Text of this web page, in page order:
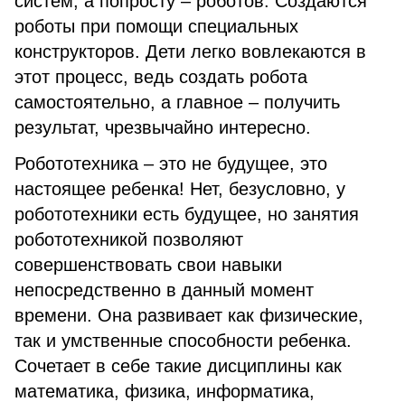
роботы при помощи специальных
конструкторов. Дети легко вовлекаются в
этот процесс, ведь создать робота
самостоятельно, а главное – получить
результат, чрезвычайно интересно.
Робототехника – это не будущее, это
настоящее ребенка! Нет, безусловно, у
робототехники есть будущее, но занятия
робототехникой позволяют
совершенствовать свои навыки
непосредственно в данный момент
времени. Она развивает как физические,
так и умственные способности ребенка.
Сочетает в себе такие дисциплины как
математика, физика, информатика,